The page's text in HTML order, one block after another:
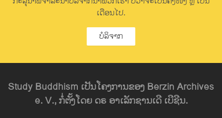
ເດືອນໄປ.
ບໍລິຈາກ
Study Buddhism ເປັນໂຄງການຂອງ Berzin Archives
e. V., ກໍ່ຕັ້ງໂດຍ ດຣ ອາເລັກຊານເດີ ເບີຊີນ.